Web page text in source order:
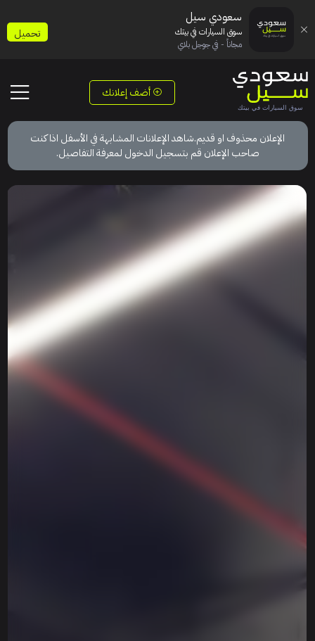
أضف إعلانك
الإعلان محذوف او قديم.شاهد الإعلانات المشابهة في الأسفل اذا كنت
صاحب الإعلان قم بتسجيل الدخول لمعرفة التفاصيل.
سعودي سيل
سوق السيارات في بيتك
مجاناً - في جوجل بلاي
تحميل